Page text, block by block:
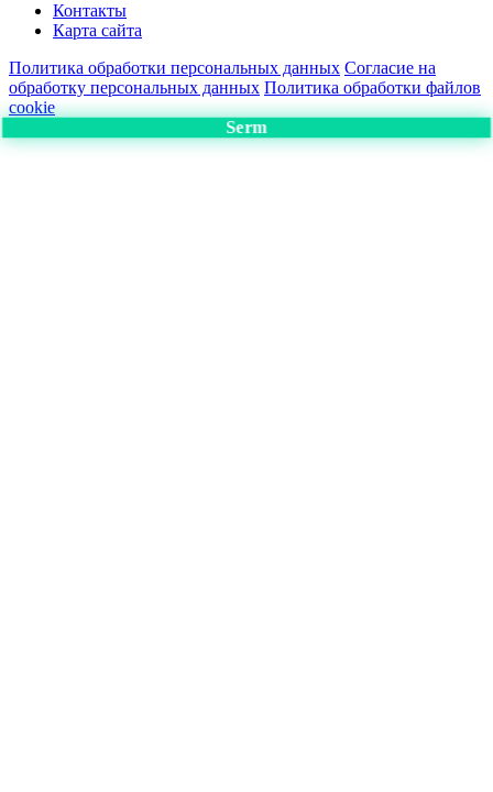
Контакты
Карта сайта
Политика обработки персональных данных Согласие на
обработку персональных данных Политика обработки файлов
cookie
Serm